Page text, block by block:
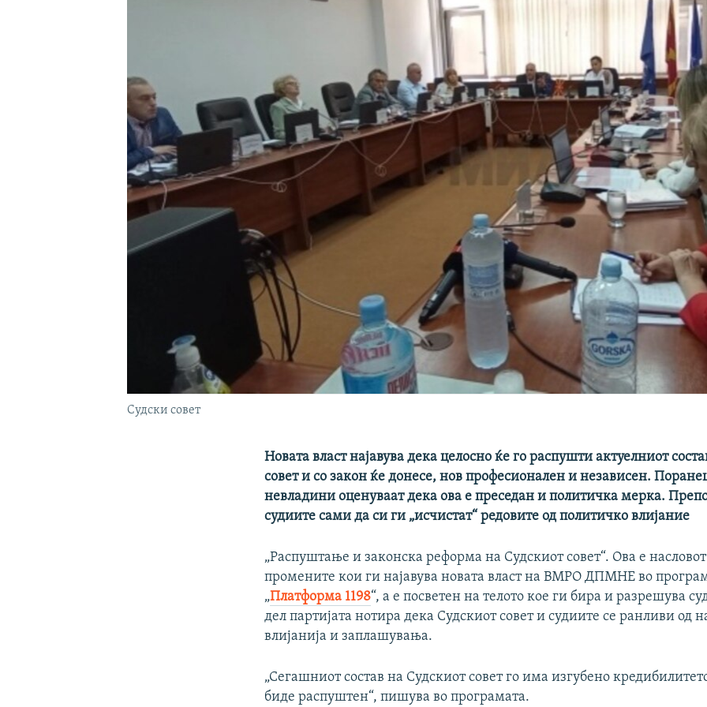
Судски совет
Новата власт најавува дека целосно ќе го распушти актуелниот
совет и со закон ќе донесе, нов професионален и независен.
невладини оценуваат дека ова е преседан и политичка мерка.
судиите сами да си ги „исчистат“ редовите од политичко влијание
„Распуштање и законска реформа на Судскиот совет“. Ова е
промените кои ги најавува новата власт на ВМРO ДПМНЕ во
„Платформа 1198“, а е посветен на телото кое ги бира и разрешува
дел партијата нотира дека Судскиот совет и судиите се ранливи од
влијанија и заплашувања.
„Сегашниот состав на Судскиот совет го има изгубено
биде распуштен“, пишува во програмата.